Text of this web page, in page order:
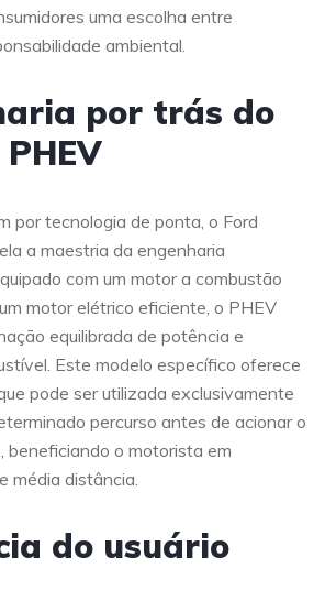
uma escolha entre
ambiental.
por trás do
por tecnologia de ponta, o Ford
a maestria da engenharia
com um motor a combustão
motor elétrico eficiente, o PHEV
equilibrada de potência e
Este modelo específico oferece
pode ser utilizada exclusivamente
percurso antes de acionar o
beneficiando o motorista em
média distância.
do usuário